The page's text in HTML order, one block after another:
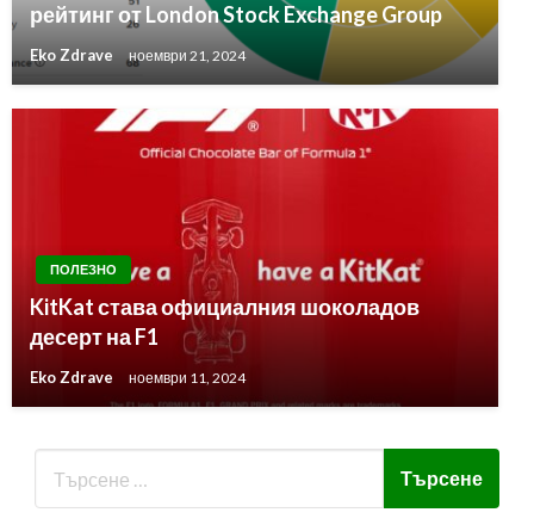
рейтинг от London Stock Exchange Group
Eko Zdrave ноември 21, 2024
ПОЛЕЗНО
KitKat става официалния шоколадов
десерт на F1
Eko Zdrave ноември 11, 2024